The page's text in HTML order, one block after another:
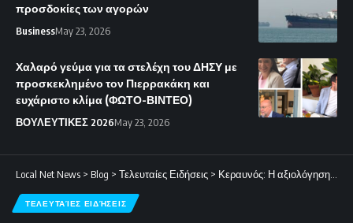
προσδοκίες των αγορών
BusinessMay 23, 2026
Χαλαρό γεύμα για τα στελέχη του ΔΗΣΥ με
προσκεκλημένο τον Πιερρακάκη και
ευχάριστο κλίμα (ΦΩΤΟ-ΒΙΝΤΕΟ)
ΒΟΥΛΕΥΤΙΚΕΣ 2026May 23, 2026
Local Net News > Blog > Τελευταίες Ειδήσεις > Κεραυνός: Η αξιολόγηση των S&P επιβεβαιώνει την ορθολογική οικονομική πολιτική της κυβέρνησης
ΤΕΛΕΥΤΑΊΕΣ ΕΙΔΉΣΕΙΣ